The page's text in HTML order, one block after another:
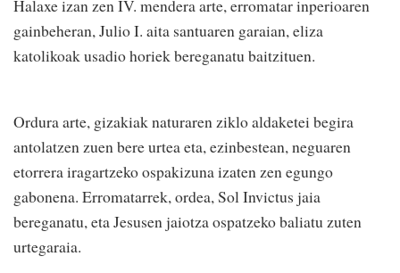
Halaxe izan zen IV. mendera arte, erromatar inperioaren
gainbeheran, Julio I. aita santuaren garaian, eliza
katolikoak usadio horiek bereganatu baitzituen.
Ordura arte, gizakiak naturaren ziklo aldaketei begira
antolatzen zuen bere urtea eta, ezinbestean, neguaren
etorrera iragartzeko ospakizuna izaten zen egungo
gabonena. Erromatarrek, ordea, Sol Invictus jaia
bereganatu, eta Jesusen jaiotza ospatzeko baliatu zuten
urtegaraia.